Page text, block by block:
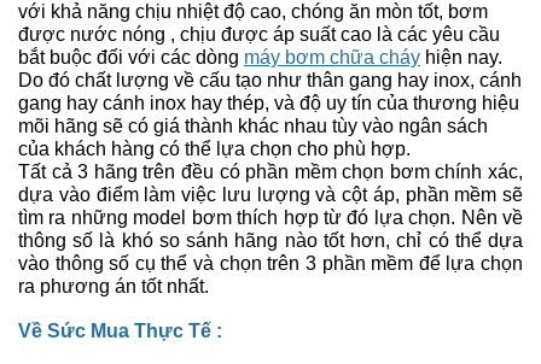
với khả năng chịu nhiệt độ cao, chóng ăn mòn tốt, bơm
được nước nóng , chịu được áp suất cao là các yêu cầu
bắt buộc đối với các dòng máy bơm chữa cháy hiện nay.
Do đó chất lượng về cấu tạo như thân gang hay inox, cánh
gang hay cánh inox hay thép, và độ uy tín của thương hiệu
mõi hãng sẽ có giá thành khác nhau tùy vào ngân sách
của khách hàng có thể lựa chọn cho phù hợp.
Tất cả 3 hãng trên đều có phần mềm chọn bơm chính xác,
dựa vào điểm làm việc lưu lượng và cột áp, phần mềm sẽ
tìm ra những model bơm thích hợp từ đó lựa chọn. Nên về
thông số là khó so sánh hãng nào tốt hơn, chỉ có thể dựa
vào thông số cụ thể và chọn trên 3 phần mềm để lựa chọn
ra phương án tốt nhất.
Về Sức Mua Thực Tế :